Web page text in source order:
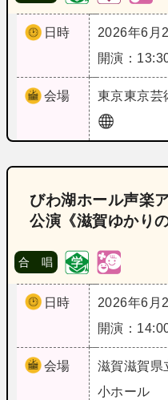
日時
2026年6月
開演：
会場 東京東京芸
びわ湖ホール声楽
公演《滋賀ゆかり
合 唱
日時
2026年6月
開演：
会場 滋賀滋賀県
小ホール